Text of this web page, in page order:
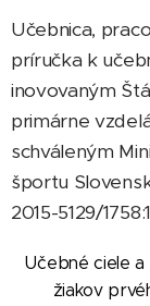
Učebnica,
príručka k
inovovaným
primárne
schváleným
športu
2015-5129/
Učebné ciele
žiakov